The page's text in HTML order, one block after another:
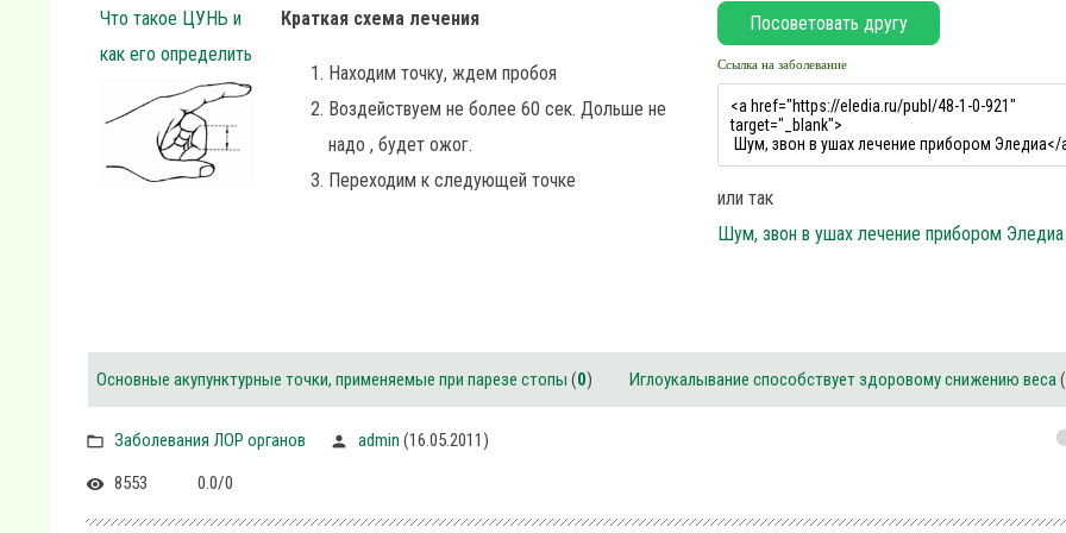
Что такое ЦУНЬ и
как его определить
Краткая схема лечения
Находим точку, ждем пробоя
Воздействуем не более 60 сек. Дольше не
надо , будет ожог.
Переходим к следующей точке
Ссылка на заболевание
или так
Шум, звон в ушах лечение прибором Эледиа
Основные акупунктурные точки, применяемые при парезе стопы (0) Иглоукалывание способствует здоровому снижению веса(
Заболевания ЛОР органов admin (16.05.2011)
8553
0.0/0